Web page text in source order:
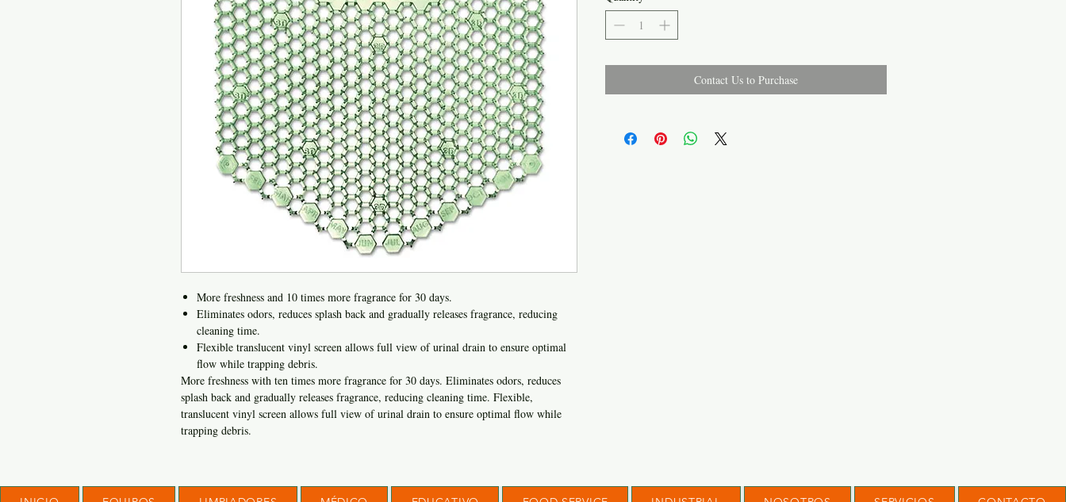
More freshness and 10 times more fragrance for 30 days.
Eliminates odors, reduces splash back and gradually releases fragrance, reducing
cleaning time.
Flexible translucent vinyl screen allows full view of urinal drain to ensure optimal
flow while trapping debris.
More freshness with ten times more fragrance for 30 days. Eliminates odors, reduces
splash back and gradually releases fragrance, reducing cleaning time. Flexible,
translucent vinyl screen allows full view of urinal drain to ensure optimal flow while
trapping debris.
Contact Us to Purchase